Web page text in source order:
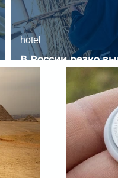
В России резко
спрос на отели
hotel